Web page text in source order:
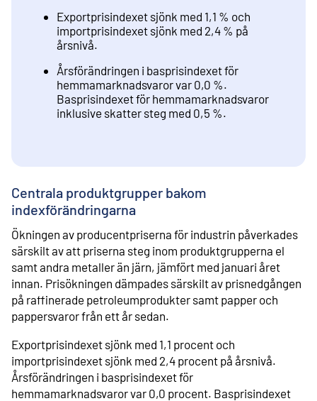
Exportprisindexet sjönk med 1,1 % och
importprisindexet sjönk med 2,4 % på
årsnivå.
Årsförändringen i basprisindexet för
hemmamarknadsvaror var 0,0 %.
Basprisindexet för hemmamarknadsvaror
inklusive skatter steg med 0,5 %.
Centrala produktgrupper bakom
indexförändringarna
Ökningen av producentpriserna för industrin påverkades
särskilt av att priserna steg inom produktgrupperna el
samt andra metaller än järn, jämfört med januari året
innan. Prisökningen dämpades särskilt av prisnedgången
på raffinerade petroleumprodukter samt papper och
pappersvaror från ett år sedan.
Exportprisindexet sjönk med 1,1 procent och
importprisindexet sjönk med 2,4 procent på årsnivå.
Årsförändringen i basprisindexet för
hemmamarknadsvaror var 0,0 procent. Basprisindexet